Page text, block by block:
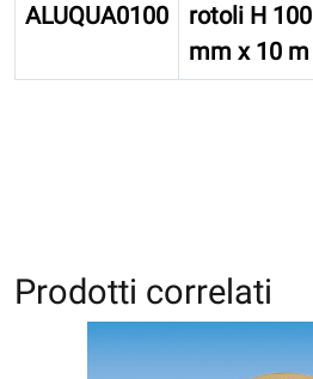
ALUQUA0100
rotoli H 100
mm x 10 m
Prodotti correlati